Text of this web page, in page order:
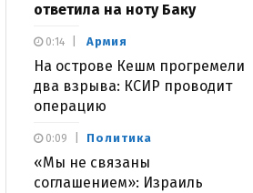
ответила на ноту Баку
Армия
На острове Кешм прогремели
два взрыва: КСИР проводит
операцию
0:14
Политика
«Мы не связаны
соглашением»: Израиль
0:09